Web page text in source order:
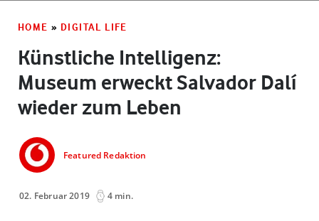
HOME » DIGITAL LIFE
Künstliche Intelligenz:
Museum erweckt Salvador Dalí
wieder zum Leben
Featured Redaktion
02. Februar 2019 4 min.